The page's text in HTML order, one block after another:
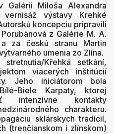
Miloša Alexandra
výstavy Krehké
koncepciu pripravili
z Galérie M. A.
za českú stranu Martin
umenia zo Zlína.
Křehká setkání,
viacerých inštitúcií
Jeho iniciátorom bola
Biele Karpaty, ktorej
kontakty
charakteru.
sklárskych tradícií,
(trenčianskom i zlínskom)